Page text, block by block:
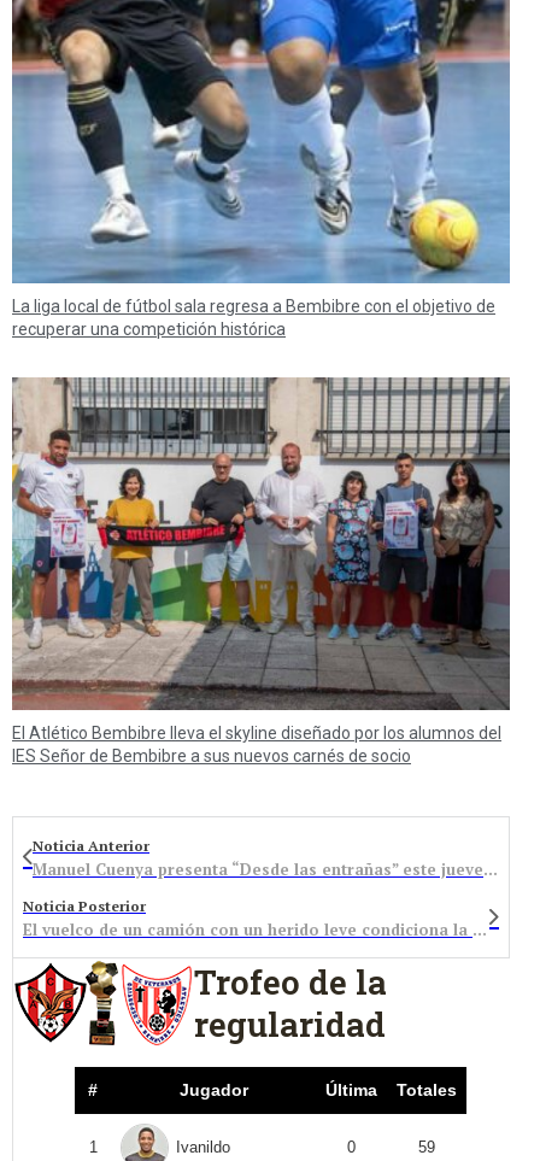
La liga local de fútbol sala regresa a Bembibre con el objetivo de
recuperar una competición histórica
El Atlético Bembibre lleva el skyline diseñado por los alumnos del
IES Señor de Bembibre a sus nuevos carnés de socio
Noticia Anterior
Manuel Cuenya presenta “Desde las entrañas” este jueves en La Casa de las Culturas
Noticia Posterior
El vuelco de un camión con un herido leve condiciona la circulación en la A6 (sentido Madrid) a la altura de Bembibre
Trofeo de la
regularidad
# Jugador Última Totales
1 Ivanildo 0 59